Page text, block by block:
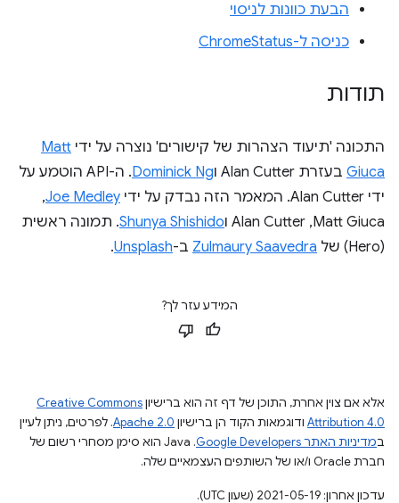
הבעת כוונות לניסוי
כניסה ל-ChromeStatus
תודות
התכונה 'תיעוד הצהרות של קישורים' נוצרה על ידי Matt
Giuca בעזרת Alan Cutter ו Dominick Ng
. ה-API הוטמע על
ידי Alan Cutter. המאמר הזה נבדק על ידי
Joe Medley
,‏
Matt Giuca,‏ Alan Cutter ו
Shunya Shishido. תמונה ראשית
(Hero) של
Zulmaury Saavedra ב-Unsplash
.
המידע עזר לך?
אלא אם צוין אחרת, התוכן של דף זה הוא ברישיוןCreative Commons
Attribution 4.0 ודוגמאות הקוד הן ברישיון Apache 2.0. לפרטים, ניתן לעיין
במדיניות האתר Google Developers‏
.‏ Java הוא סימן מסחרי רשום של
חברת Oracle ו/או של השותפים העצמאיים שלה.
עדכון אחרון: 2021-05-19 (שעון UTC).